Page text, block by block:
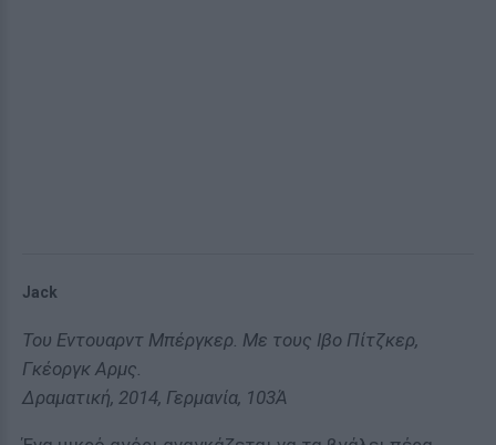
Jack
Του Εντουαρντ Μπέργκερ. Με τους Ιβο Πίτζκερ,
Γκέοργκ Αρμς.
Δραματική, 2014, Γερμανία, 103Ά